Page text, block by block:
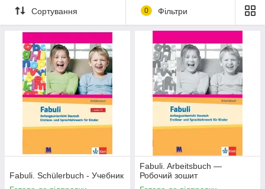
Сортування 0 Фільтри
Fabuli. Schülerbuch - Учебник
Fabuli. Arbeitsbuch —
Робочий зошит